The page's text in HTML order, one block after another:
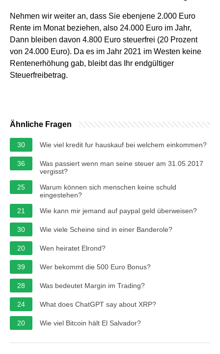
Nehmen wir weiter an, dass Sie ebenjene 2.000 Euro
Rente im Monat beziehen, also 24.000 Euro im Jahr,
Dann bleiben davon 4.800 Euro steuerfrei (20 Prozent
von 24.000 Euro). Da es im Jahr 2021 im Westen keine
Rentenerhöhung gab, bleibt das Ihr endgültiger
Steuerfreibetrag.
Ähnliche Fragen
30 Wie viel kredit fur hauskauf bei welchem einkommen?
36
Was passiert wenn man seine steuer am 31.05.2017
vergisst?
25
Warum können sich menschen keine schuld
eingestehen?
21
Wie kann mir jemand auf paypal geld überweisen?
30 Wie viele Scheine sind in einer Banderole?
20 Wen heiratet Elrond?
39 Wer bekommt die 500 Euro Bonus?
28 Was bedeutet Margin im Trading?
24 What does ChatGPT say about XRP?
20 Wie viel Bitcoin hält El Salvador?